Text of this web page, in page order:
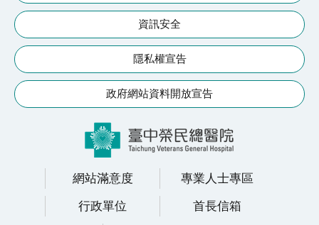
資訊安全
隱私權宣告
政府網站資料開放宣告
網站滿意度
專業人士專區
行政單位
首長信箱